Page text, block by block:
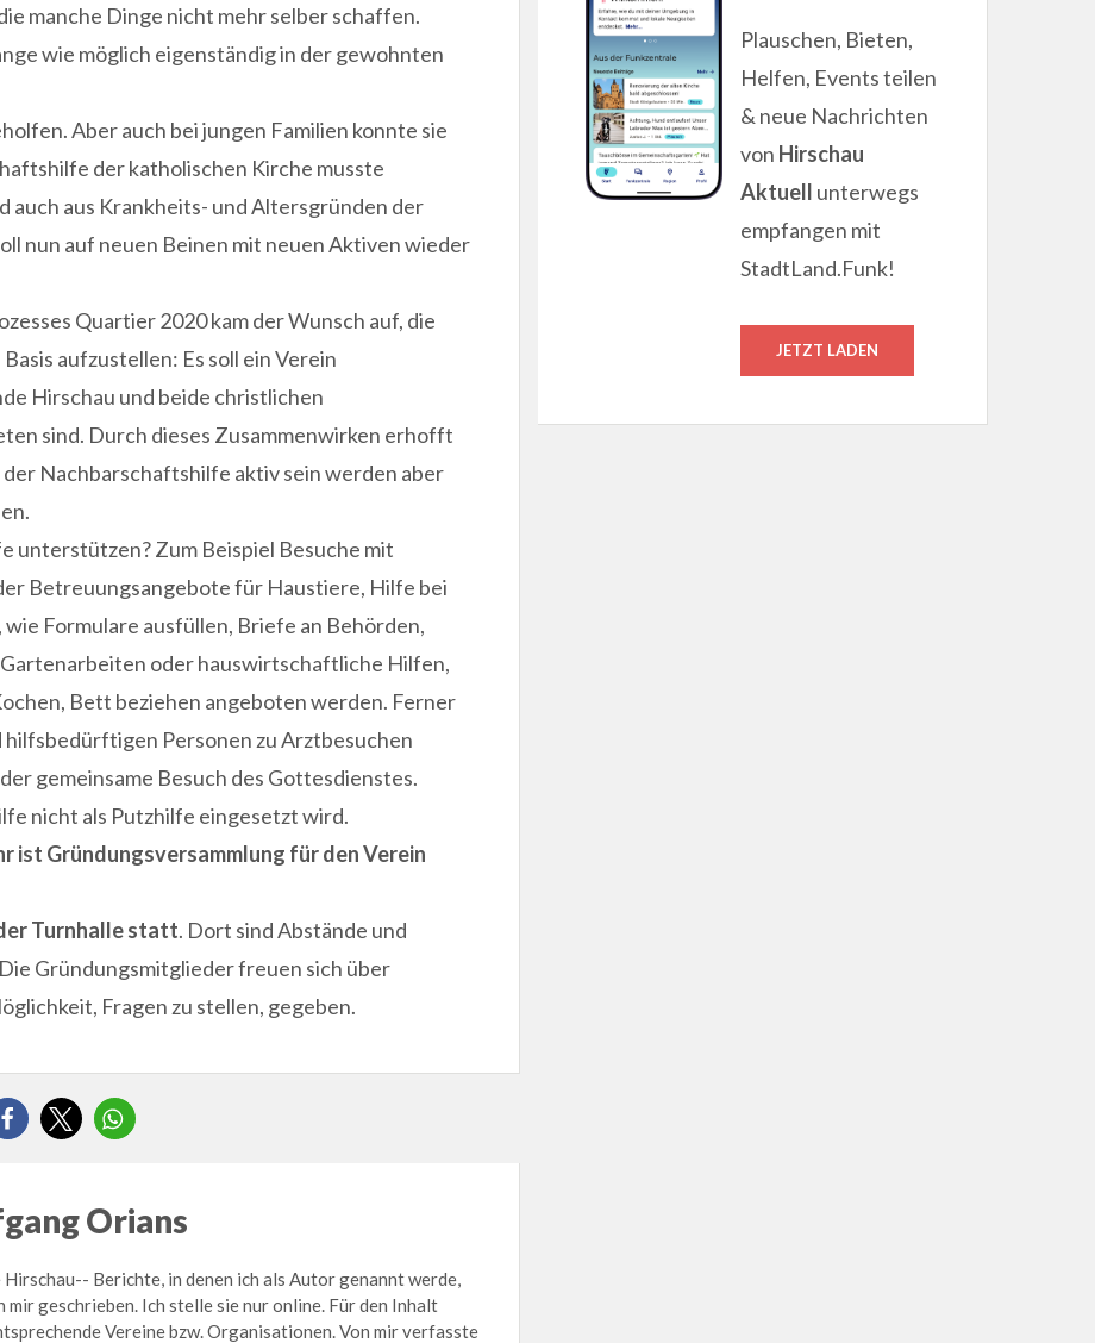
manche Dinge nicht mehr selber schaffen.
wie möglich eigenständig in der gewohnten
Aber auch bei jungen Familien konnte sie
der katholischen Kirche musste
auch aus Krankheits- und Altersgründen der
nun auf neuen Beinen mit neuen Aktiven wieder
Quartier 2020 kam der Wunsch auf, die
aufzustellen: Es soll ein Verein
Hirschau und beide christlichen
sind. Durch dieses Zusammenwirken erhofft
der Nachbarschaftshilfe aktiv sein werden aber
unterstützen? Zum Beispiel Besuche mit
Betreuungsangebote für Haustiere, Hilfe bei
Formulare ausfüllen, Briefe an Behörden,
oder hauswirtschaftliche Hilfen,
Bett beziehen angeboten werden. Ferner
Personen zu Arztbesuchen
gemeinsame Besuch des Gottesdienstes.
nicht als Putzhilfe eingesetzt wird.
ist Gründungsversammlung für den Verein
Turnhalle statt. Dort sind Abstände und
Gründungsmitglieder freuen sich über
Fragen zu stellen, gegeben.
Orians
Berichte, in denen ich als Autor genannt werde,
mir geschrieben. Ich stelle sie nur online. Für den Inhalt
Vereine bzw. Organisationen. Von mir verfasste
Plauschen, Bieten,
Helfen, Events teilen
& neue Nachrichten
von Hirschau
Aktuell unterwegs
empfangen mit
StadtLand.Funk!
JETZT LADEN